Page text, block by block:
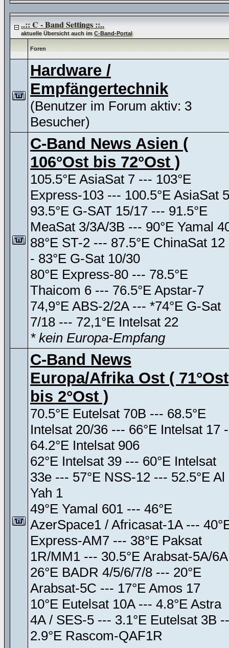
..:: C - Band Settings ::..
aktuelle Übersicht auch imC-Band-Portal
Foren
Hardware /
Empfängertechnik
(Benutzer im Forum aktiv: 3
Besucher)
C-Band News Asien (
106°Ost bis 72°Ost )
105.5°E AsiaSat 7 --- 103°E
Express-103 --- 100.5°E AsiaSat 5
93.5°E G-SAT 15/17 --- 91.5°E
MeaSat 3/3A/3B --- 90°E Yamal
88°E ST-2 --- 87.5°E ChinaSat 12
- 83°E G-Sat 10/30
80°E Express-80 --- 78.5°E
Thaicom 6 --- 76.5°E Apstar-7
74,9°E ABS-2/2A --- *74°E G-Sat
7/18 --- 72,1°E Intelsat 22
* kein Europa-Empfang
C-Band News
Europa/Afrika Ost ( 71°Ost
bis 2°Ost )
70.5°E Eutelsat 70B --- 68.5°E
Intelsat 20/36 --- 66°E Intelsat 17
64.2°E Intelsat 906
62°E Intelsat 39 --- 60°E Intelsat
33e --- 57°E NSS-12 --- 52.5°E Al
Yah 1
49°E Yamal 601 --- 46°E
AzerSpace1 / Africasat-1A ---
Express-AM7 --- 38°E Paksat
1R/MM1 --- 30.5°E Arabsat-5A/6A
26°E BADR 4/5/6/7/8 --- 20°E
Arabsat-5C --- 17°E Amos 17
10°E Eutelsat 10A --- 4.8°E Astra
4A / SES-5 --- 3.1°E Eutelsat 3B
2.9°E Rascom-QAF1R